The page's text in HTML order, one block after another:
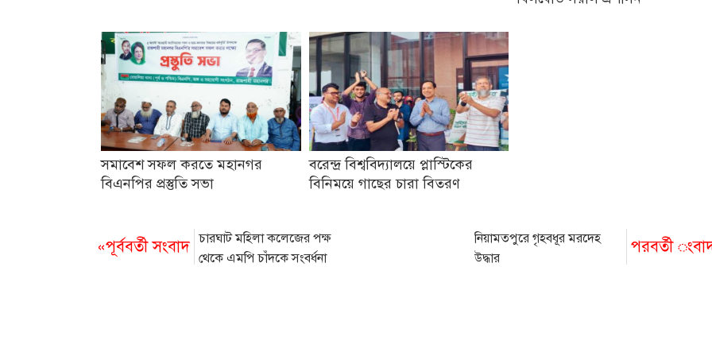
সমাবেশ সফল করতে মহানগর
বিএনপির প্রস্তুতি সভা
বরেন্দ্র বিশ্ববিদ্যালয়ে প্লাস্টিকের
বিনিময়ে গাছের চারা বিতরণ
«পূর্ববর্তী সংবাদ চারঘাট মহিলা কলেজের পক্ষ
থেকে এমপি চাঁদকে সংবর্ধনা
পরবর্তী
নিয়ামতপুরে গৃহবধূর মরদেহ
উদ্ধার